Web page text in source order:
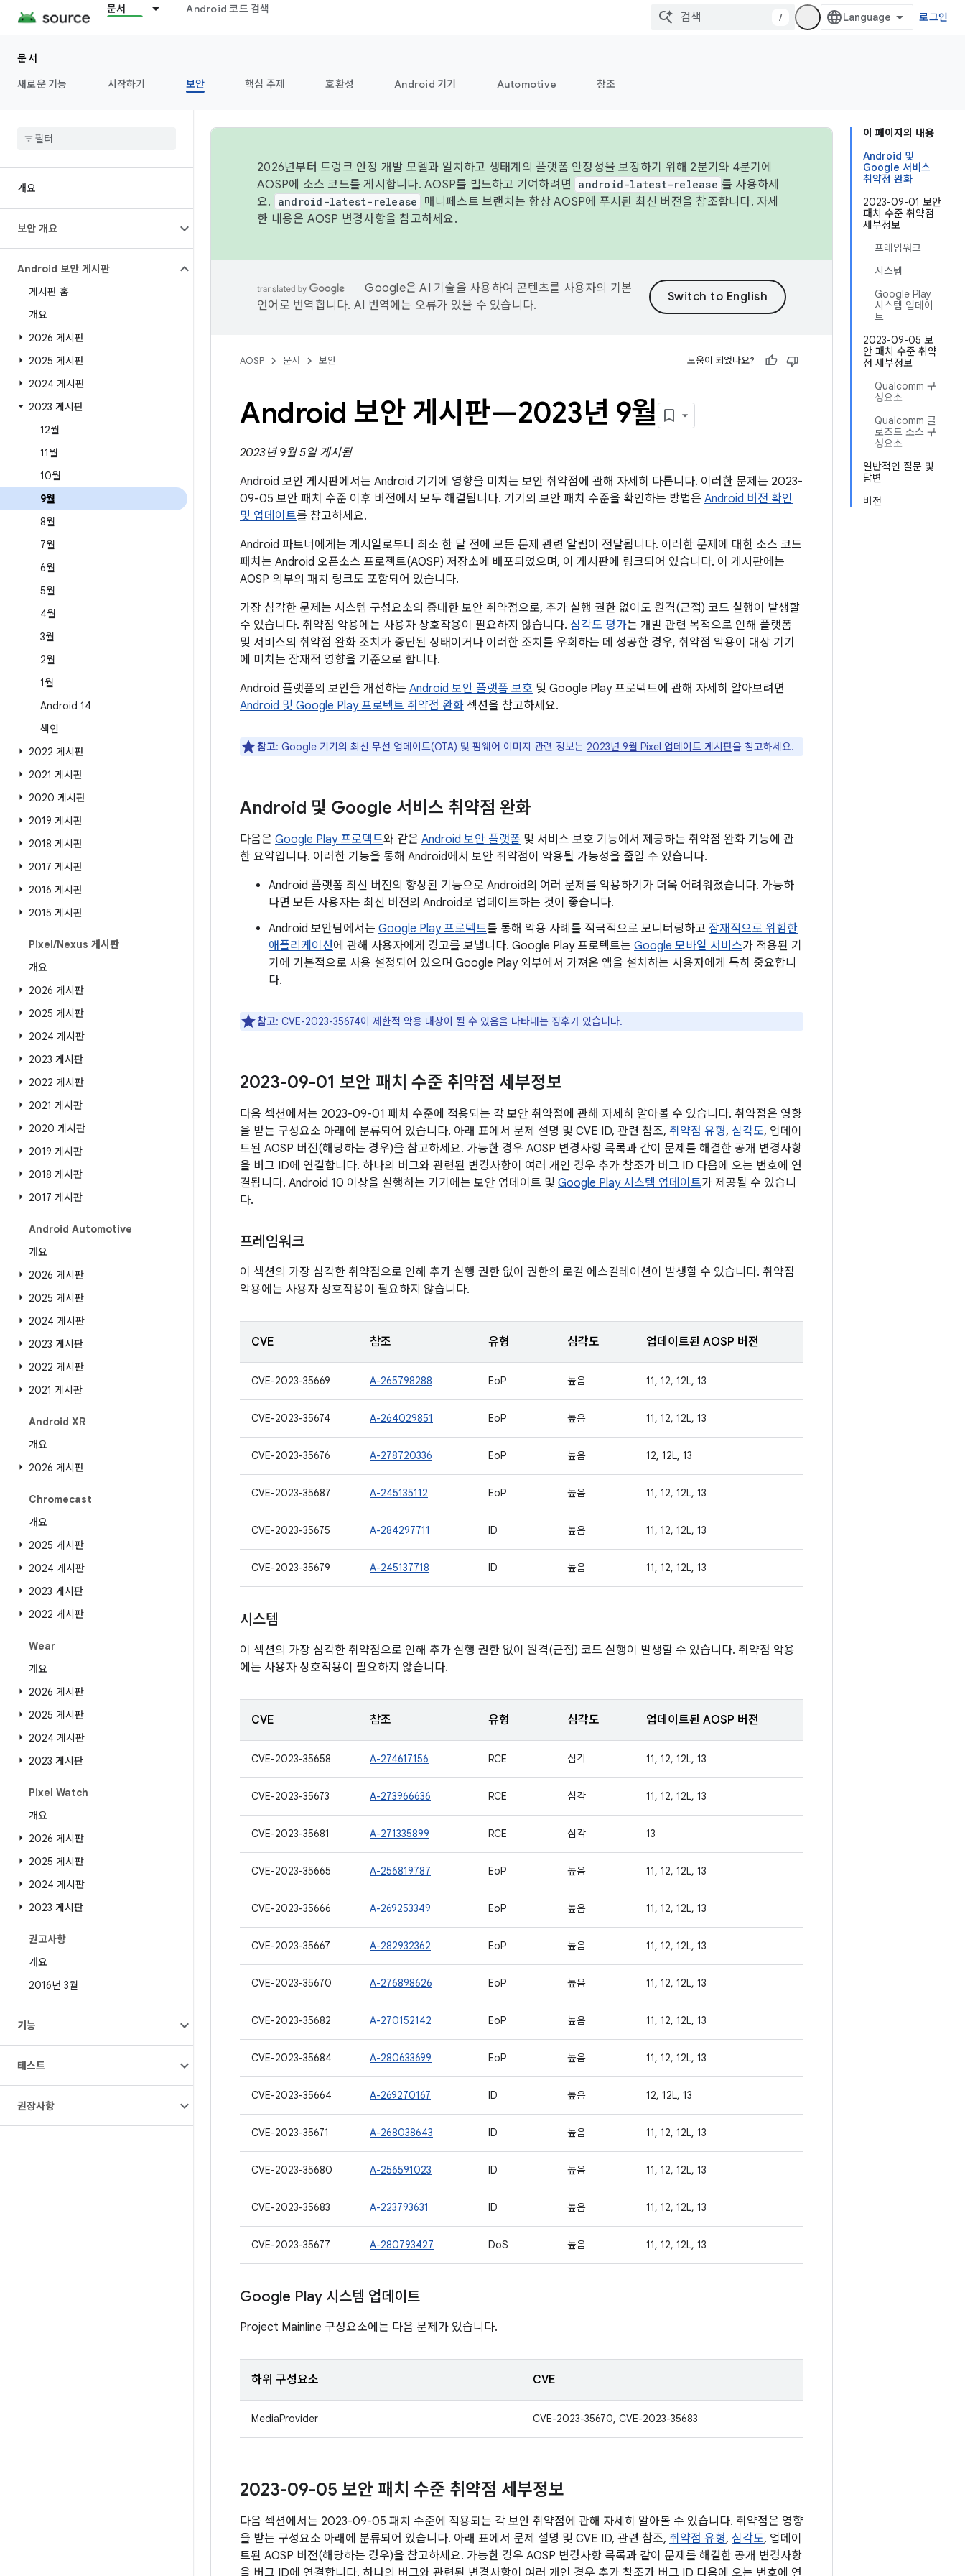
문서 Android 코드 검색
/ 로그인
문서
새로운 기능
시작하기 보안 핵심 주제 호환성 Android 기기 Automotive 참조
개요
보안 개요
Android 보안 게시판
게시판 홈
개요
2026 게시판
2025 게시판
2024 게시판
2023 게시판
12월
11월
10월
9월
8월
7월
6월
5월
4월
3월
2월
1월
Android 14
색인
2022 게시판
2021 게시판
2020 게시판
2019 게시판
2018 게시판
2017 게시판
2016 게시판
2015 게시판
Pixel/Nexus 게시판
개요
2026 게시판
2025 게시판
2024 게시판
2023 게시판
2022 게시판
2021 게시판
2020 게시판
2019 게시판
2018 게시판
2017 게시판
Android Automotive
개요
2026 게시판
2025 게시판
2024 게시판
2023 게시판
2022 게시판
2021 게시판
Android XR
개요
2026 게시판
Chromecast
개요
2025 게시판
2024 게시판
2023 게시판
2022 게시판
Wear
개요
2026 게시판
2025 게시판
2024 게시판
2023 게시판
Pixel Watch
개요
2026 게시판
2025 게시판
2024 게시판
2023 게시판
권고사항
개요
2016년 3월
기능
테스트
권장사항
이 페이지의 내용
Android 및
Google 서비스
취약점 완화
2023-09-01 보안
패치 수준 취약점
세부정보
프레임워크
시스템
Google Play
시스템 업데이
트
2023-09-05 보
안 패치 수준 취약
점 세부정보
Qualcomm 구
성요소
Qualcomm 클
로즈드 소스 구
성요소
일반적인 질문 및
답변
버전
2026년부터 트렁크 안정 개발 모델과 일치하고 생태계의 플랫폼 안정성을 보장하기 위해 2분기와 4분기에
AOSP에 소스 코드를 게시합니다. AOSP를 빌드하고 기여하려면
android-latest-release 를 사용하세
요.
android-latest-release
매니페스트 브랜치는 항상 AOSP에 푸시된 최신 버전을 참조합니다. 자세
한 내용은 AOSP 변경사항을 참고하세요.
Google은 AI 기술을 사용하여 콘텐츠를 사용자의 기본
언어로 번역합니다. AI 번역에는 오류가 있을 수 있습니다.
AOSP 문서 보안 도움이 되었나요?
Android 보안 게시판—2023년 9월
2023년 9월 5일 게시됨
Android 보안 게시판에서는 Android 기기에 영향을 미치는 보안 취약점에 관해 자세히 다룹니다. 이러한 문제는 2023-
09-05 보안 패치 수준 이후 버전에서 모두 해결됩니다. 기기의 보안 패치 수준을 확인하는 방법은 Android 버전 확인
및 업데이트를 참고하세요.
Android 파트너에게는 게시일로부터 최소 한 달 전에 모든 문제 관련 알림이 전달됩니다. 이러한 문제에 대한 소스 코드
패치는 Android 오픈소스 프로젝트(AOSP) 저장소에 배포되었으며, 이 게시판에 링크되어 있습니다. 이 게시판에는
AOSP 외부의 패치 링크도 포함되어 있습니다.
가장 심각한 문제는 시스템 구성요소의 중대한 보안 취약점으로, 추가 실행 권한 없이도 원격(근접) 코드 실행이 발생할
수 있습니다. 취약점 악용에는 사용자 상호작용이 필요하지 않습니다. 심각도 평가는 개발 관련 목적으로 인해 플랫폼
및 서비스의 취약점 완화 조치가 중단된 상태이거나 이러한 조치를 우회하는 데 성공한 경우, 취약점 악용이 대상 기기
에 미치는 잠재적 영향을 기준으로 합니다.
Android 플랫폼의 보안을 개선하는 Android 보안 플랫폼 보호 및 Google Play 프로텍트에 관해 자세히 알아보려면
Android 및 Google Play 프로텍트 취약점 완화 섹션을 참고하세요.
참고: Google 기기의 최신 무선 업데이트(OTA) 및 펌웨어 이미지 관련 정보는 2023년 9월 Pixel 업데이트 게시판을 참고하세요.
Android 및 Google 서비스 취약점 완화
다음은 Google Play 프로텍트와 같은 Android 보안 플랫폼 및 서비스 보호 기능에서 제공하는 취약점 완화 기능에 관
한 요약입니다. 이러한 기능을 통해 Android에서 보안 취약점이 악용될 가능성을 줄일 수 있습니다.
Android 플랫폼 최신 버전의 향상된 기능으로 Android의 여러 문제를 악용하기가 더욱 어려워졌습니다. 가능하
다면 모든 사용자는 최신 버전의 Android로 업데이트하는 것이 좋습니다.
Android 보안팀에서는 Google Play 프로텍트를 통해 악용 사례를 적극적으로 모니터링하고 잠재적으로 위험한
애플리케이션에 관해 사용자에게 경고를 보냅니다. Google Play 프로텍트는 Google 모바일 서비스가 적용된 기
기에 기본적으로 사용 설정되어 있으며 Google Play 외부에서 가져온 앱을 설치하는 사용자에게 특히 중요합니
다.
참고: CVE-2023-35674이 제한적 악용 대상이 될 수 있음을 나타내는 징후가 있습니다.
2023-09-01 보안 패치 수준 취약점 세부정보
다음 섹션에서는 2023-09-01 패치 수준에 적용되는 각 보안 취약점에 관해 자세히 알아볼 수 있습니다. 취약점은 영향
을 받는 구성요소 아래에 분류되어 있습니다. 아래 표에서 문제 설명 및 CVE ID, 관련 참조, 취약점 유형, 심각도, 업데이
트된 AOSP 버전(해당하는 경우)을 참고하세요. 가능한 경우 AOSP 변경사항 목록과 같이 문제를 해결한 공개 변경사항
을 버그 ID에 연결합니다. 하나의 버그와 관련된 변경사항이 여러 개인 경우 추가 참조가 버그 ID 다음에 오는 번호에 연
결됩니다. Android 10 이상을 실행하는 기기에는 보안 업데이트 및 Google Play 시스템 업데이트가 제공될 수 있습니
다.
프레임워크
이 섹션의 가장 심각한 취약점으로 인해 추가 실행 권한 없이 권한의 로컬 에스컬레이션이 발생할 수 있습니다. 취약점
악용에는 사용자 상호작용이 필요하지 않습니다.
CVE 참조 유형 심각도 업데이트된 AOSP 버전
CVE-2023-35669 A-265798288 EoP 높음 11, 12, 12L, 13
CVE-2023-35674 A-264029851 EoP 높음 11, 12, 12L, 13
CVE-2023-35676 A-278720336 EoP 높음 12, 12L, 13
CVE-2023-35687 A-245135112 EoP 높음 11, 12, 12L, 13
CVE-2023-35675 A-284297711 ID 높음 11, 12, 12L, 13
CVE-2023-35679 A-245137718 ID 높음 11, 12, 12L, 13
시스템
이 섹션의 가장 심각한 취약점으로 인해 추가 실행 권한 없이 원격(근접) 코드 실행이 발생할 수 있습니다. 취약점 악용
에는 사용자 상호작용이 필요하지 않습니다.
CVE 참조 유형 심각도 업데이트된 AOSP 버전
CVE-2023-35658 A-274617156 RCE 심각 11, 12, 12L, 13
CVE-2023-35673 A-273966636 RCE 심각 11, 12, 12L, 13
CVE-2023-35681 A-271335899 RCE 심각 13
CVE-2023-35665 A-256819787 EoP 높음 11, 12, 12L, 13
CVE-2023-35666 A-269253349 EoP 높음 11, 12, 12L, 13
CVE-2023-35667 A-282932362 EoP 높음 11, 12, 12L, 13
CVE-2023-35670 A-276898626 EoP 높음 11, 12, 12L, 13
CVE-2023-35682 A-270152142 EoP 높음 11, 12, 12L, 13
CVE-2023-35684 A-280633699 EoP 높음 11, 12, 12L, 13
CVE-2023-35664 A-269270167 ID 높음 12, 12L, 13
CVE-2023-35671 A-268038643 ID 높음 11, 12, 12L, 13
CVE-2023-35680 A-256591023 ID 높음 11, 12, 12L, 13
CVE-2023-35683 A-223793631 ID 높음 11, 12, 12L, 13
CVE-2023-35677 A-280793427 DoS 높음 11, 12, 12L, 13
Google Play 시스템 업데이트
Project Mainline 구성요소에는 다음 문제가 있습니다.
하위 구성요소 CVE
MediaProvider CVE-2023-35670, CVE-2023-35683
2023-09-05 보안 패치 수준 취약점 세부정보
다음 섹션에서는 2023-09-05 패치 수준에 적용되는 각 보안 취약점에 관해 자세히 알아볼 수 있습니다. 취약점은 영향
을 받는 구성요소 아래에 분류되어 있습니다. 아래 표에서 문제 설명 및 CVE ID, 관련 참조, 취약점 유형, 심각도, 업데이
트된 AOSP 버전(해당하는 경우)을 참고하세요. 가능한 경우 AOSP 변경사항 목록과 같이 문제를 해결한 공개 변경사항
을 버그 ID에 연결합니다. 하나의 버그와 관련된 변경사항이 여러 개인 경우 추가 참조가 버그 ID 다음에 오는 번호에 연